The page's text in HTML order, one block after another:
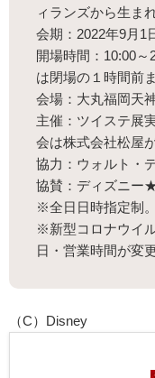
ィランズから生ま
会期：2022年9月1
開場時間：10:00
は閉場の１時間前ま
会場：大丸福岡天
主催：ツイステ展
会は株式会社松屋
協力：ウォルト・
協賛：ディズニー
※全日日時指定制。
※新型コロナウイ
日・営業時間が変
（C）Disney